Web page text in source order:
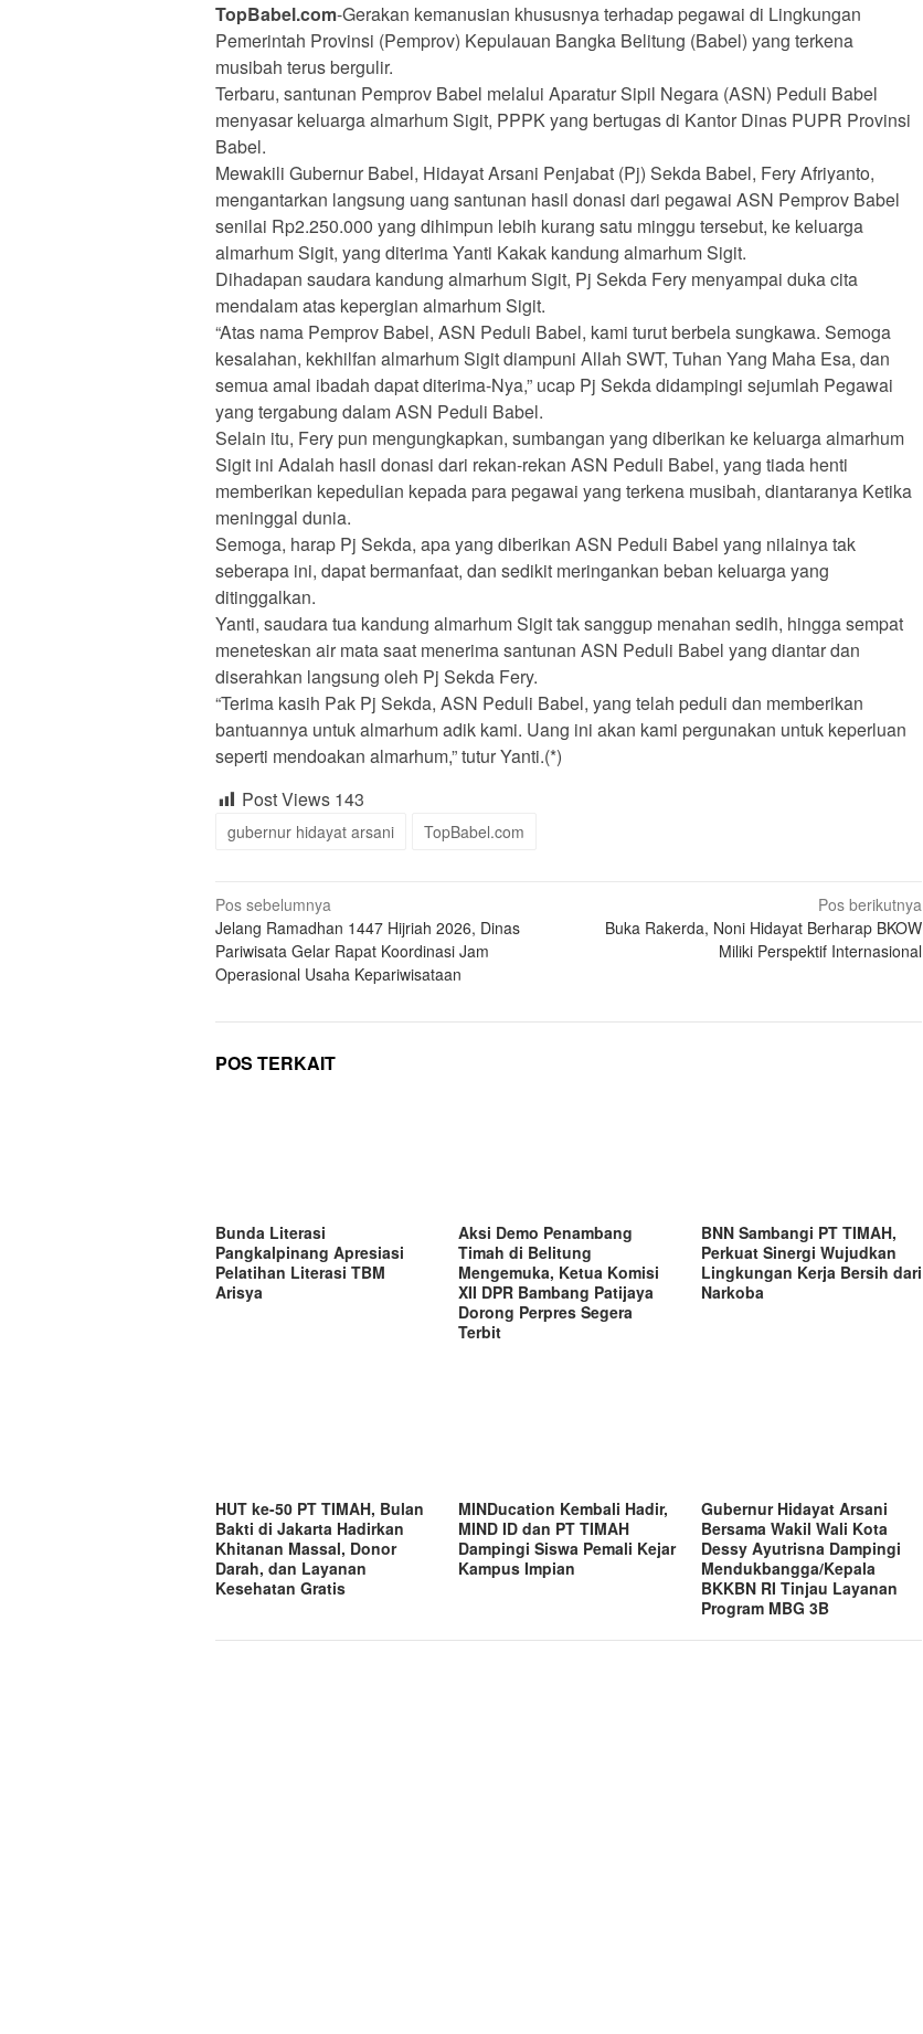
TopBabel.com-Gerakan kemanusian khususnya terhadap pegawai di Lingkungan
Pemerintah Provinsi (Pemprov) Kepulauan Bangka Belitung (Babel) yang terkena
musibah terus bergulir.
Terbaru, santunan Pemprov Babel melalui Aparatur Sipil Negara (ASN) Peduli Babel
menyasar keluarga almarhum Sigit, PPPK yang bertugas di Kantor Dinas PUPR Provinsi
Babel.
Mewakili Gubernur Babel, Hidayat Arsani Penjabat (Pj) Sekda Babel, Fery Afriyanto,
mengantarkan langsung uang santunan hasil donasi dari pegawai ASN Pemprov Babel
senilai Rp2.250.000 yang dihimpun lebih kurang satu minggu tersebut, ke keluarga
almarhum Sigit, yang diterima Yanti Kakak kandung almarhum Sigit.
Dihadapan saudara kandung almarhum Sigit, Pj Sekda Fery menyampai duka cita
mendalam atas kepergian almarhum Sigit.
“Atas nama Pemprov Babel, ASN Peduli Babel, kami turut berbela sungkawa. Semoga
kesalahan, kekhilfan almarhum Sigit diampuni Allah SWT, Tuhan Yang Maha Esa, dan
semua amal ibadah dapat diterima-Nya,” ucap Pj Sekda didampingi sejumlah Pegawai
yang tergabung dalam ASN Peduli Babel.
Selain itu, Fery pun mengungkapkan, sumbangan yang diberikan ke keluarga almarhum
Sigit ini Adalah hasil donasi dari rekan-rekan ASN Peduli Babel, yang tiada henti
memberikan kepedulian kepada para pegawai yang terkena musibah, diantaranya Ketika
meninggal dunia.
Semoga, harap Pj Sekda, apa yang diberikan ASN Peduli Babel yang nilainya tak
seberapa ini, dapat bermanfaat, dan sedikit meringankan beban keluarga yang
ditinggalkan.
Yanti, saudara tua kandung almarhum Sigit tak sanggup menahan sedih, hingga sempat
meneteskan air mata saat menerima santunan ASN Peduli Babel yang diantar dan
diserahkan langsung oleh Pj Sekda Fery.
“Terima kasih Pak Pj Sekda, ASN Peduli Babel, yang telah peduli dan memberikan
bantuannya untuk almarhum adik kami. Uang ini akan kami pergunakan untuk keperluan
seperti mendoakan almarhum,” tutur Yanti.(*)
Post Views 143
gubernur hidayat arsani TopBabel.com
Navigasi
pos
Pos sebelumnya
Jelang Ramadhan 1447 Hijriah 2026, Dinas
Pariwisata Gelar Rapat Koordinasi Jam
Operasional Usaha Kepariwisataan
Pos berikutnya
Buka Rakerda, Noni Hidayat Berharap BKOW
Miliki Perspektif Internasional
POS TERKAIT
Bunda Literasi
Pangkalpinang Apresiasi
Pelatihan Literasi TBM
Arisya
Aksi Demo Penambang
Timah di Belitung
Mengemuka, Ketua Komisi
XII DPR Bambang Patijaya
Dorong Perpres Segera
Terbit
BNN Sambangi PT TIMAH,
Perkuat Sinergi Wujudkan
Lingkungan Kerja Bersih dari
Narkoba
HUT ke-50 PT TIMAH, Bulan
Bakti di Jakarta Hadirkan
Khitanan Massal, Donor
Darah, dan Layanan
Kesehatan Gratis
MINDucation Kembali Hadir,
MIND ID dan PT TIMAH
Dampingi Siswa Pemali Kejar
Kampus Impian
Gubernur Hidayat Arsani
Bersama Wakil Wali Kota
Dessy Ayutrisna Dampingi
Mendukbangga/Kepala
BKKBN RI Tinjau Layanan
Program MBG 3B